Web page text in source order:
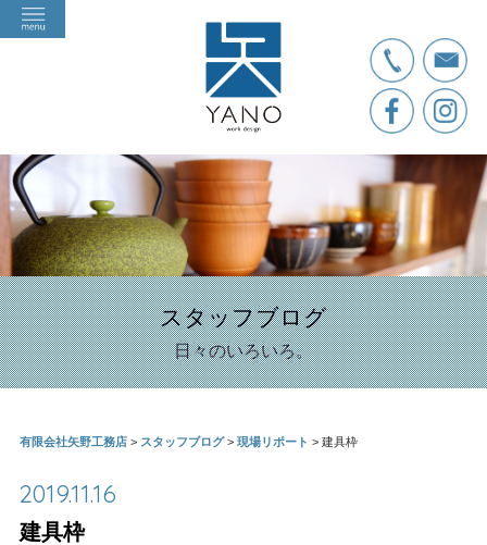
スタッフブログ
日々のいろいろ。
有限会社矢野工務店> スタッフブログ> 現場リポート > 建具枠
2019.11.16
建具枠